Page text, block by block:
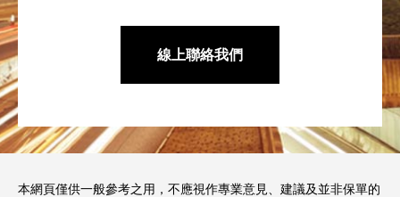
線上聯絡我們
本網頁僅供一般參考之用，不應視作專業意見、建議及並非保單的